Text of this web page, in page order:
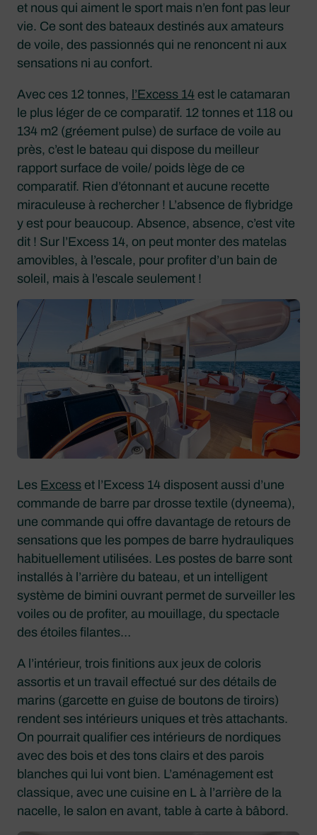
et nous qui aiment le sport mais n’en font pas leur
vie. Ce sont des bateaux destinés aux amateurs
de voile, des passionnés qui ne renoncent ni aux
sensations ni au confort.
Avec ces 12 tonnes, l’Excess 14 est le catamaran
le plus léger de ce comparatif. 12 tonnes et 118 ou
134 m2 (gréement pulse) de surface de voile au
près, c’est le bateau qui dispose du meilleur
rapport surface de voile/ poids lège de ce
comparatif. Rien d’étonnant et aucune recette
miraculeuse à rechercher ! L’absence de flybridge
y est pour beaucoup. Absence, absence, c’est vite
dit ! Sur l’Excess 14, on peut monter des matelas
amovibles, à l’escale, pour profiter d’un bain de
soleil, mais à l’escale seulement !
Les Excess et l’Excess 14 disposent aussi d’une
commande de barre par drosse textile (dyneema),
une commande qui offre davantage de retours de
sensations que les pompes de barre hydrauliques
habituellement utilisées. Les postes de barre sont
installés à l’arrière du bateau, et un intelligent
système de bimini ouvrant permet de surveiller les
voiles ou de profiter, au mouillage, du spectacle
des étoiles filantes…
A l’intérieur, trois finitions aux jeux de coloris
assortis et un travail effectué sur des détails de
marins (garcette en guise de boutons de tiroirs)
rendent ses intérieurs uniques et très attachants.
On pourrait qualifier ces intérieurs de nordiques
avec des bois et des tons clairs et des parois
blanches qui lui vont bien. L’aménagement est
classique, avec une cuisine en L à l’arrière de la
nacelle, le salon en avant, table à carte à bâbord.